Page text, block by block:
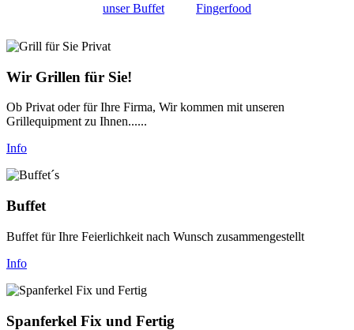
unser Buffet Fingerfood
Wir Grillen für Sie!
Ob Privat oder für Ihre Firma, Wir kommen mit unseren
Grillequipment zu Ihnen......
Info
Buffet
Buffet für Ihre Feierlichkeit nach Wunsch zusammengestellt
Info
Spanferkel Fix und Fertig